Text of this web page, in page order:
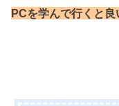
PCを学んで行くと